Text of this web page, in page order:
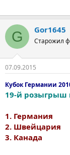
G Gor1645
Старожил
07.09.2015
Кубок Германии
19-й розыгрыш
1. Германия
2. Швейцария
3. Канада